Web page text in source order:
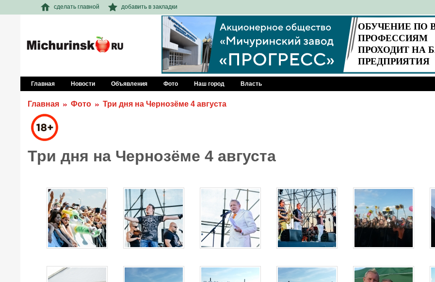
сделать главной добавить в закладки
Главная Новости Объявления Фото Наш город Власть
Главная Фото Три дня на Чернозёме 4 августа
Три дня на Чернозёме 4 августа